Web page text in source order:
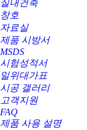
실내건축
창호
자료실
제품 시방서
MSDS
시험성적서
일위대가표
시공 갤러리
고객지원
FAQ
제품 사용 설명